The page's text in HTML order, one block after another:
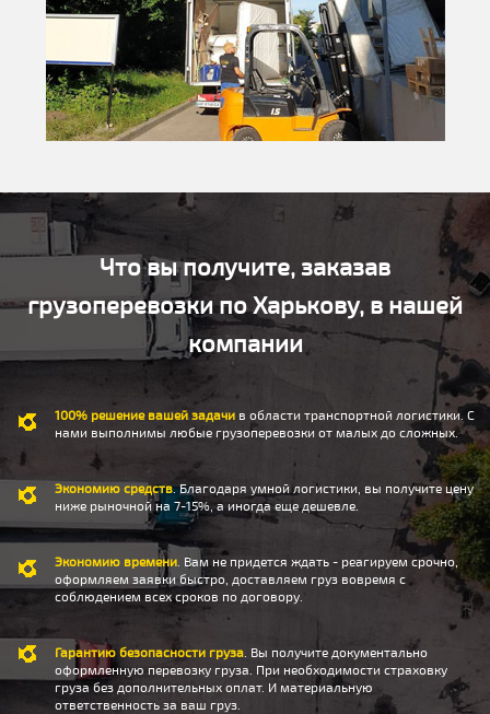
Что вы получите, заказав
грузоперевозки по Харькову, в нашей
компании
100% решение вашей задачи в области транспортной логистики. С
нами выполнимы любые грузоперевозки от малых до сложных.
Экономию средств. Благодаря умной логистики, вы получите цену
ниже рыночной на 7-15%, а иногда еще дешевле.
Экономию времени . Вам не придется ждать - реагируем срочно,
оформляем заявки быстро, доставляем груз вовремя с
соблюдением всех сроков по договору.
Гарантию безопасности груза . Вы получите документально
оформленную перевозку груза. При необходимости страховку
груза без дополнительных оплат. И материальную
ответственность за ваш груз.